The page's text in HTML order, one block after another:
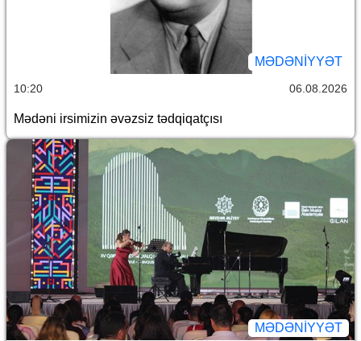
MƏDƏNIYYƏT
10:20 06.08.2026
Mədəni irsimizin əvəzsiz tədqiqatçısı
MƏDƏNIYYƏT